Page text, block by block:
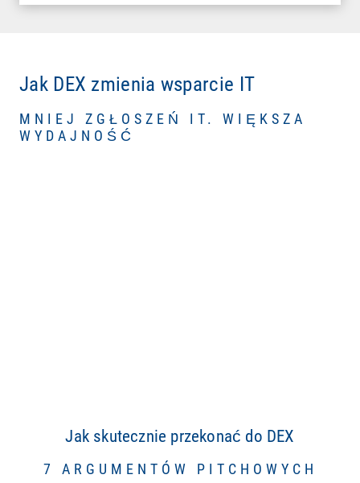
Jak DEX zmienia wsparcie IT
MNIEJ ZGŁOSZEŃ IT. WIĘKSZA
WYDAJNOŚĆ
Jak skutecznie przekonać do DEX
7 ARGUMENTÓW PITCHOWYCH